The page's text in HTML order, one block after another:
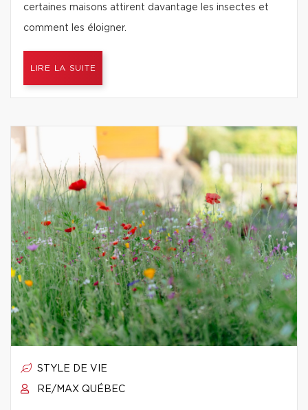
certaines maisons attirent davantage les insectes et
comment les éloigner.
LIRE LA SUITE
STYLE DE VIE
RE/MAX QUÉBEC